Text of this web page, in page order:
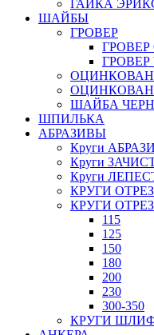
ГАЙКА
ШАЙБЫ
ГРОВЕР
ШАЙБА
ШПИЛЬКА
АБРАЗИВЫ
Круги
Круги
Круги
КРУГИ
КРУГИ
115
125
150
180
200
230
300-350
КРУГИ